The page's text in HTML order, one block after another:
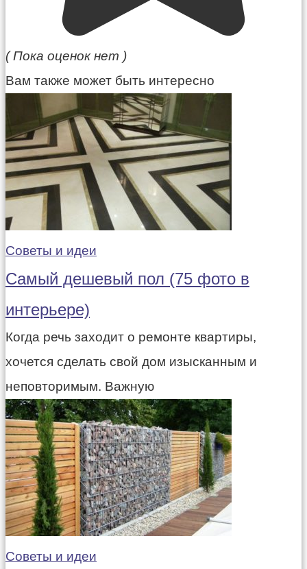
( Пока оценок нет )
Вам также может быть интересно
Советы и идеи
Самый дешевый пол (75 фото в
интерьере)
Когда речь заходит о ремонте квартиры,
хочется сделать свой дом изысканным и
неповторимым. Важную
Советы и идеи